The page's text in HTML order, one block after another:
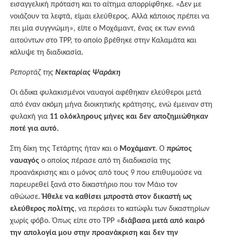
εισαγγελική πρόταση και το αίτημα απορρίφθηκε. «Δεν με
νοιάζουν τα λεφτά, είμαι ελεύθερος. Αλλά κάποιος πρέπει να
πει μία συγγνώμη», είπε ο Μοχάμαντ, ένας εκ των εννιά
αιτούντων στο TPP, το οποίο βρέθηκε στην Καλαμάτα και
κάλυψε τη διαδικασία.
Ρεπορτάζ της Νεκταρίας Ψαράκη
Οι άδικα φυλακισμένοι ναυαγοί αφέθηκαν ελεύθεροι μετά
από έναν ακόμη μήνα διοικητικής κράτησης, ενώ έμειναν στη
φυλακή για 11 ολόκληρους μήνες και δεν αποζημιώθηκαν
ποτέ για αυτό.
Στη δίκη της Τετάρτης ήταν και ο Μοχάμαντ. Ο πρώτος
ναυαγός ο οποίος πέρασε από τη διαδικασία της
προανάκρισης και ο μόνος από τους 9 που επιθυμούσε να
παρευρεθεί ξανά στο δικαστήριο που τον Μάιο τον
αθώωσε.Ήθελε να καθίσει μπροστά στον δικαστή ως
ελεύθερος πολίτης, να περάσει το κατώφλι των δικαστηρίων
χωρίς φόβο. Όπως είπε στο TPP «διάβασα μετά από καιρό
την απολογία μου στην προανάκριση και δεν την